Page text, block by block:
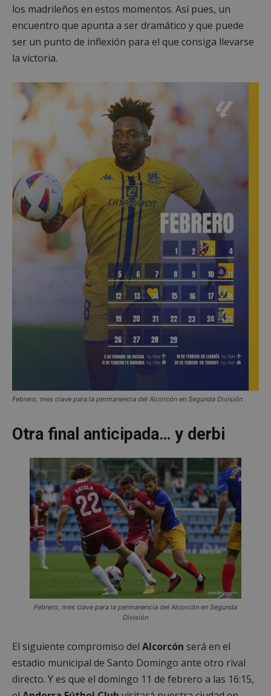
los madrileños en estos momentos. Así pues, un
encuentro que apunta a ser dramático y que puede
ser un punto de inflexión para el que consiga llevarse
la victoria.
Febrero, mes clave para la permanencia del Alcorcón en Segunda División
Otra final anticipada… y derbi
Febrero, mes clave para la permanencia del Alcorcón en Segunda
División
El siguiente compromiso del Alcorcón será en el
estadio municipal de Santo Domingo ante otro rival
directo. Y es que el domingo 11 de febrero a las 16:15,